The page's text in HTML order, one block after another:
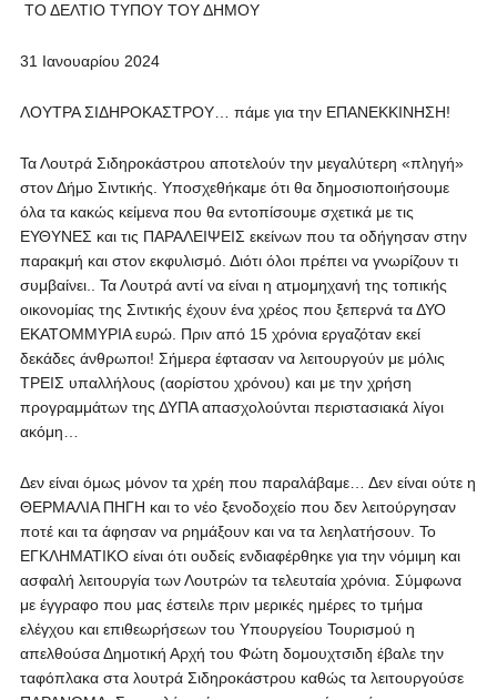
ΤΟ ΔΕΛΤΙΟ ΤΥΠΟΥ ΤΟΥ ΔΗΜΟΥ
31 Ιανουαρίου 2024
ΛΟΥΤΡΑ ΣΙΔΗΡΟΚΑΣΤΡΟΥ… πάμε για την ΕΠΑΝΕΚΚΙΝΗΣΗ!
Τα Λουτρά Σιδηροκάστρου αποτελούν την μεγαλύτερη «πληγή»
στον Δήμο Σιντικής. Υποσχεθήκαμε ότι θα δημοσιοποιήσουμε
όλα τα κακώς κείμενα που θα εντοπίσουμε σχετικά με τις
ΕΥΘΥΝΕΣ και τις ΠΑΡΑΛΕΙΨΕΙΣ εκείνων που τα οδήγησαν στην
παρακμή και στον εκφυλισμό. Διότι όλοι πρέπει να γνωρίζουν τι
συμβαίνει.. Τα Λουτρά αντί να είναι η ατμομηχανή της τοπικής
οικονομίας της Σιντικής έχουν ένα χρέος που ξεπερνά τα ΔΥΟ
ΕΚΑΤΟΜΜΥΡΙΑ ευρώ. Πριν από 15 χρόνια εργαζόταν εκεί
δεκάδες άνθρωποι! Σήμερα έφτασαν να λειτουργούν με μόλις
ΤΡΕΙΣ υπαλλήλους (αορίστου χρόνου) και με την χρήση
προγραμμάτων της ΔΥΠΑ απασχολούνται περιστασιακά λίγοι
ακόμη…
Δεν είναι όμως μόνον τα χρέη που παραλάβαμε… Δεν είναι ούτε η
ΘΕΡΜΑΛΙΑ ΠΗΓΗ και το νέο ξενοδοχείο που δεν λειτούργησαν
ποτέ και τα άφησαν να ρημάξουν και να τα λεηλατήσουν. Το
ΕΓΚΛΗΜΑΤΙΚΟ είναι ότι ουδείς ενδιαφέρθηκε για την νόμιμη και
ασφαλή λειτουργία των Λουτρών τα τελευταία χρόνια. Σύμφωνα
με έγγραφο που μας έστειλε πριν μερικές ημέρες το τμήμα
ελέγχου και επιθεωρήσεων του Υπουργείου Τουρισμού η
απελθούσα Δημοτική Αρχή του Φώτη δομουχτσιδη έβαλε την
ταφόπλακα στα λουτρά Σιδηροκάστρου καθώς τα λειτουργούσε